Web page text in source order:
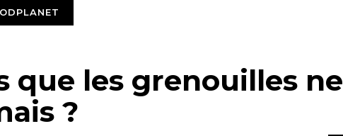
que les grenouilles ne
?